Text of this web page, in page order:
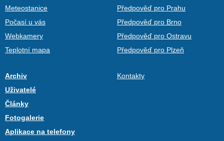
Meteostanice
Počasí u vás
Webkamery
Teplotní mapa
Předpověď pro Prahu
Předpověď pro Brno
Předpověď pro Ostravu
Předpověď pro Plzeň
Archiv
Uživatelé
Články
Fotogalerie
Aplikace na telefony
Kontakty